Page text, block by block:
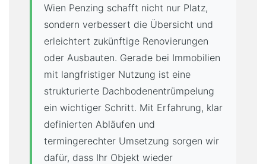
Wien Penzing schafft nicht nur Platz,
sondern verbessert die Übersicht und
erleichtert zukünftige Renovierungen
oder Ausbauten. Gerade bei Immobilien
mit langfristiger Nutzung ist eine
strukturierte Dachbodenentrümpelung
ein wichtiger Schritt. Mit Erfahrung, klar
definierten Abläufen und
termingerechter Umsetzung sorgen wir
dafür, dass Ihr Objekt wieder